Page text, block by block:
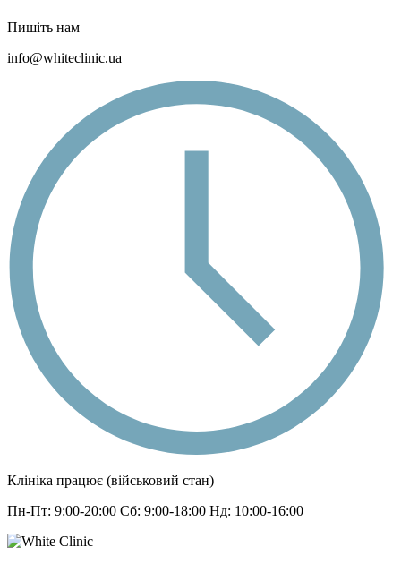
Пишіть нам
info@whiteclinic.ua
Клініка працює (військовий стан)
Пн-Пт: 9:00-20:00 Сб: 9:00-18:00 Нд: 10:00-16:00